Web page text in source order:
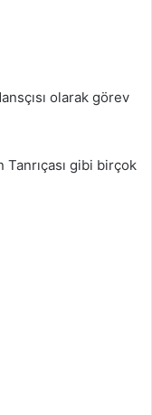
olarak görev
Tanrıçası gibi birçok